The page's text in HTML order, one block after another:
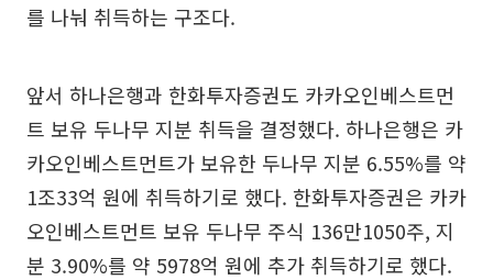
를 나눠 취득하는 구조다.
앞서 하나은행과 한화투자증권도 카카오인베스트먼
트 보유 두나무 지분 취득을 결정했다. 하나은행은 카
카오인베스트먼트가 보유한 두나무 지분 6.55%를 약
1조33억 원에 취득하기로 했다. 한화투자증권은 카카
오인베스트먼트 보유 두나무 주식 136만1050주, 지
분 3.90%를 약 5978억 원에 추가 취득하기로 했다.